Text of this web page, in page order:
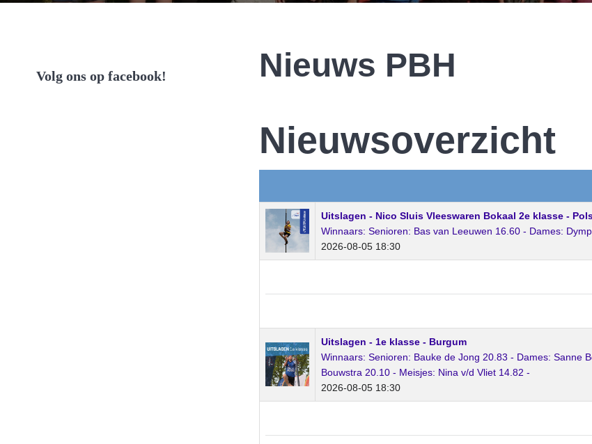
Nieuws PBH
Nieuwsoverzicht
Uitslagen - Nico Sluis Vleeswaren Bokaal 2e klasse -
Winnaars: Senioren: Bas van Leeuwen 16.60 - Dames:
2026-08-05 18:30
Uitslagen - 1e klasse - Burgum
Winnaars: Senioren: Bauke de Jong 20.83 - Dames: Sanne
Bouwstra 20.10 - Meisjes: Nina v/d Vliet 14.82 -
2026-08-05 18:30
Volg ons op facebook!